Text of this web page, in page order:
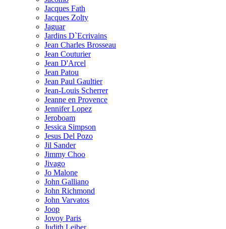
Jacques Fath
Jacques Zolty
Jaguar
Jardins D`Ecrivains
Jean Charles Brosseau
Jean Couturier
Jean D'Arcel
Jean Patou
Jean Paul Gaultier
Jean-Louis Scherrer
Jeanne en Provence
Jennifer Lopez
Jeroboam
Jessica Simpson
Jesus Del Pozo
Jil Sander
Jimmy Choo
Jivago
Jo Malone
John Galliano
John Richmond
John Varvatos
Joop
Jovoy Paris